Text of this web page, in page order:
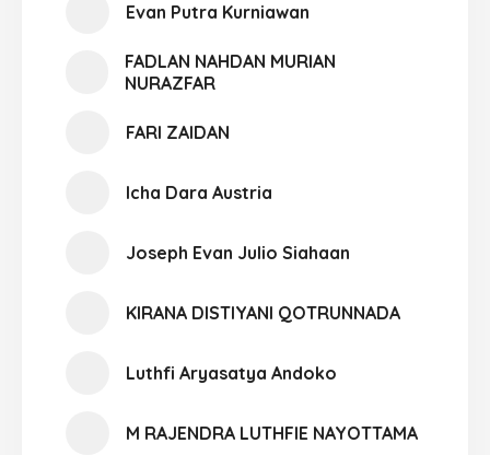
Evan Putra Kurniawan
FADLAN NAHDAN MURIAN
NURAZFAR
FARI ZAIDAN
Icha Dara Austria
Joseph Evan Julio Siahaan
KIRANA DISTIYANI QOTRUNNADA
Luthfi Aryasatya Andoko
M RAJENDRA LUTHFIE NAYOTTAMA